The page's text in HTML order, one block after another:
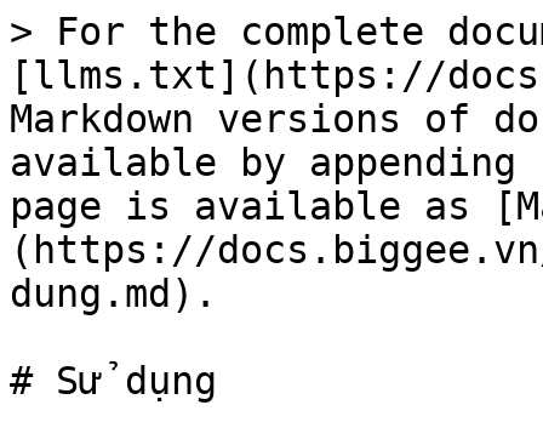
> For the complete
[llms.txt](https://
Markdown versions of
available by
page is available as
(https://
dung.md).
# Sử dụng